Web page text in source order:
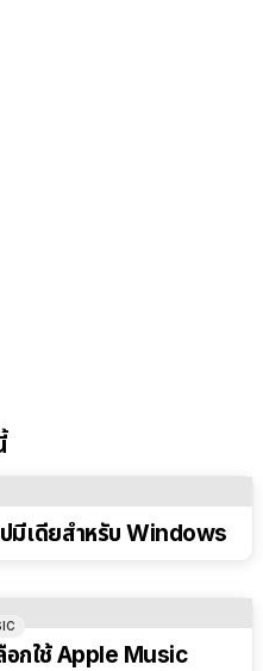
เดียสำหรับ Windows
อกใช้ Apple Music